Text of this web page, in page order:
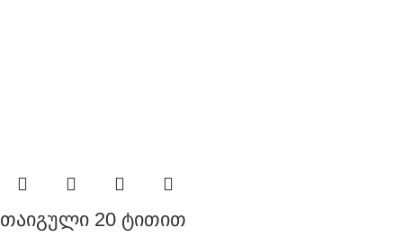
თაიგული 20 ტითით